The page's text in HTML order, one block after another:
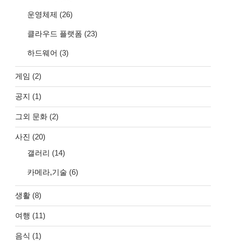
운영체제 (26)
클라우드 플랫폼 (23)
하드웨어 (3)
게임 (2)
공지 (1)
그외 문화 (2)
사진 (20)
갤러리 (14)
카메라,기술 (6)
생활 (8)
여행 (11)
음식 (1)